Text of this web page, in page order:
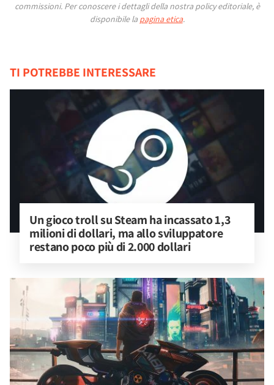
commissioni. Per conoscere i dettagli della nostra policy editoriale, è
disponibile la pagina etica.
TI POTREBBE INTERESSARE
Un gioco troll su Steam ha incassato 1,3
milioni di dollari, ma allo sviluppatore
restano poco più di 2.000 dollari